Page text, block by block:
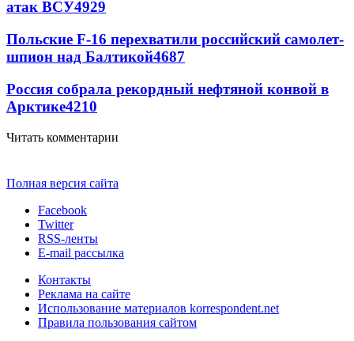
атак ВСУ4929
Польские F-16 перехватили российский самолет-
шпион над Балтикой4687
Россия собрала рекордный нефтяной конвой в
Арктике4210
Читать комментарии
Полная версия сайта
Facebook
Twitter
RSS-ленты
E-mail рассылка
Контакты
Реклама на сайте
Использование материалов korrespondent.net
Правила пользования сайтом